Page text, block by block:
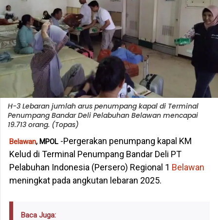
H-3 Lebaran jumlah arus penumpang kapal di Terminal
Penumpang Bandar Deli Pelabuhan Belawan mencapai
19.713 orang. (Topas)
Belawan, MPOL-Pergerakan penumpang kapal KM
Kelud di Terminal Penumpang Bandar Deli PT
Pelabuhan Indonesia (Persero) Regional 1 Belawan
meningkat pada angkutan lebaran 2025.
Baca Juga: